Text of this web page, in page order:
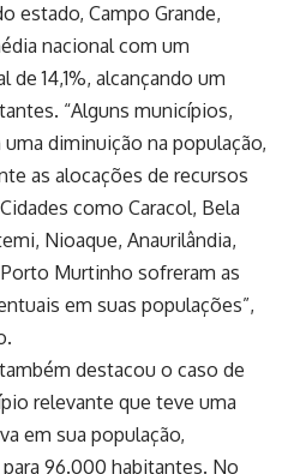
estado, Campo Grande,
nacional com um
14,1%, alcançando um
“Alguns municípios,
diminuição na população,
as alocações de recursos
como Caracol, Bela
Nioaque, Anaurilândia,
Murtinho sofreram as
em suas populações”,
destacou o caso de
relevante que teve uma
em sua população,
96.000 habitantes. No